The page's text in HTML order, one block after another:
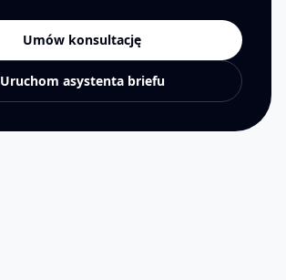
Umów konsultację
Uruchom asystenta briefu